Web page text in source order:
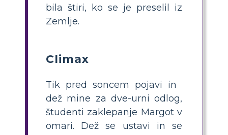
bila štiri, ko se je preselil iz
Zemlje.
Climax
Tik pred soncem pojavi in ​​
dež mine za dve-urni odlog,
študenti zaklepanje Margot v
omari. Dež se ustavi in ​​se